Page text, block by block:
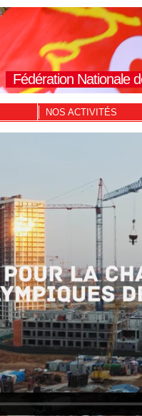
Fédération Nationale
NOS ACTIVITÉS